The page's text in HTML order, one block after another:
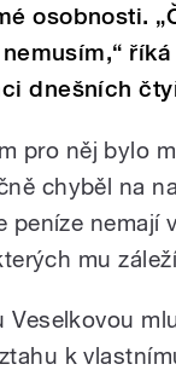
osobnosti.
dnešních
pro něj bylo
chyběl na
peníze
mu
Veselkovou
k